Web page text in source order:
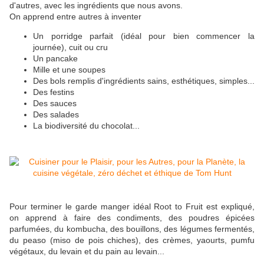
d'autres, avec les ingrédients que nous avons.
On apprend entre autres à inventer
Un porridge parfait (idéal pour bien commencer la
journée), cuit ou cru
Un pancake
Mille et une soupes
Des bols remplis d'ingrédients sains, esthétiques, simples...
Des festins
Des sauces
Des salades
La biodiversité du chocolat...
Pour terminer le garde manger idéal Root to Fruit est expliqué,
on apprend à faire des condiments, des poudres épicées
parfumées, du kombucha, des bouillons, des légumes fermentés,
du peaso (miso de pois chiches), des crèmes, yaourts, pumfu
végétaux, du levain et du pain au levain...